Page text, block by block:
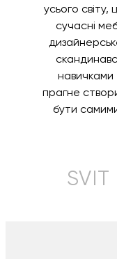
усього
сучасні
навичками
прагне
бути